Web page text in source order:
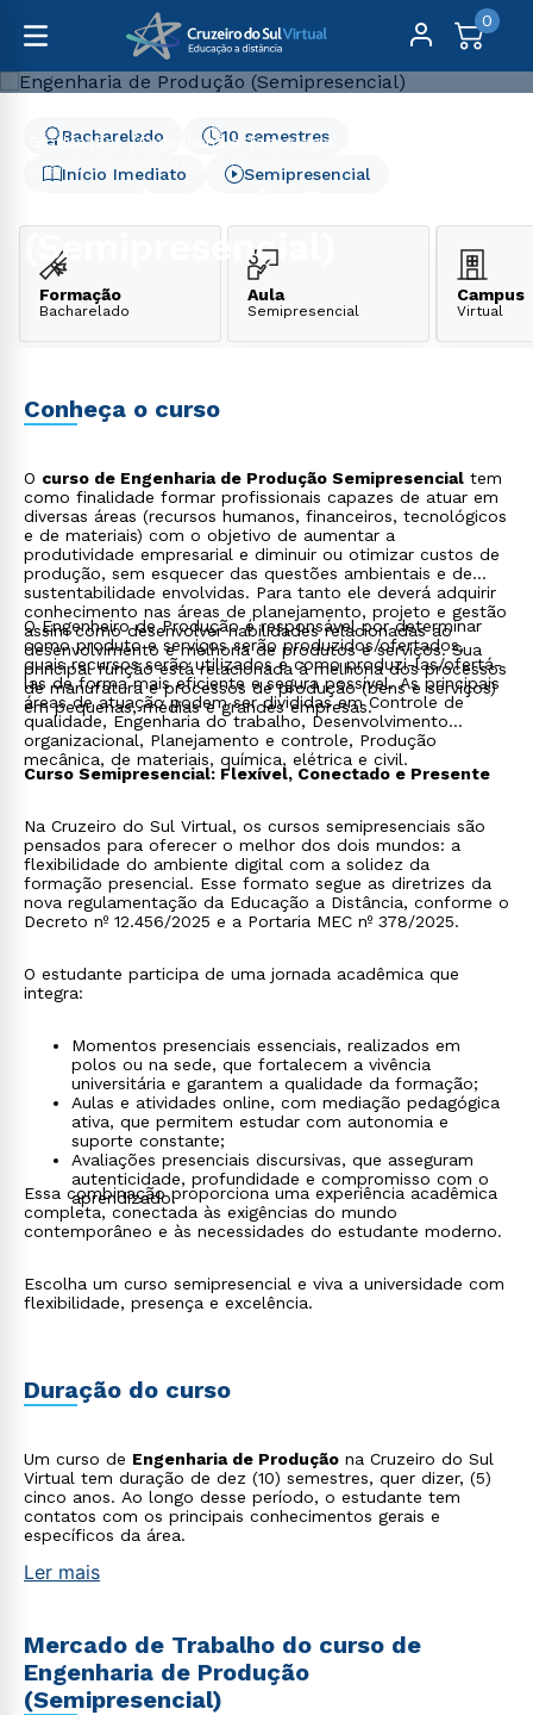
0
Graduação
Engenharia e Tecnologia
Engenharia de Produção (Semipresencial)
(Semipresencial)
Início Imediato
10 semestres
Bacharelado
Semipresencial
Formação
Bacharelado
Aula
Semipresencial
Campus
Virtual
Conheça o curso
O curso de Engenharia de Produção Semipresencial tem
como finalidade formar profissionais capazes de atuar em
diversas áreas (recursos humanos, financeiros, tecnológicos
e de materiais) com o objetivo de aumentar a
produtividade empresarial e diminuir ou otimizar custos de
produção, sem esquecer das questões ambientais e de
sustentabilidade envolvidas. Para tanto ele deverá adquirir
conhecimento nas áreas de planejamento, projeto e gestão
assim como desenvolver habilidades relacionadas ao
desenvolvimento e melhoria de produtos e serviços. Sua
principal função está relacionada à melhoria dos processos
de manufatura e processos de produção (bens e serviços)
em pequenas, médias e grandes empresas.
O Engenheiro de Produção é responsável por determinar
como produto e serviços serão produzidos/ofertados,
quais recursos serão utilizados e como produzi-las/ofertá-
las de forma mais eficiente e segura possível. As principais
áreas de atuação podem ser divididas em Controle de
qualidade, Engenharia do trabalho, Desenvolvimento
organizacional, Planejamento e controle, Produção
mecânica, de materiais, química, elétrica e civil.
Curso Semipresencial: Flexível, Conectado e Presente
Na Cruzeiro do Sul Virtual, os cursos semipresenciais são
pensados para oferecer o melhor dos dois mundos: a
flexibilidade do ambiente digital com a solidez da
formação presencial. Esse formato segue as diretrizes da
nova regulamentação da Educação a Distância, conforme o
Decreto nº 12.456/2025 e a Portaria MEC nº 378/2025.
O estudante participa de uma jornada acadêmica que
integra:
Momentos presenciais essenciais, realizados em
polos ou na sede, que fortalecem a vivência
universitária e garantem a qualidade da formação;
Aulas e atividades online, com mediação pedagógica
ativa, que permitem estudar com autonomia e
suporte constante;
Avaliações presenciais discursivas, que asseguram
autenticidade, profundidade e compromisso com o
aprendizado.
Essa combinação proporciona uma experiência acadêmica
completa, conectada às exigências do mundo
contemporâneo e às necessidades do estudante moderno.
Escolha um curso semipresencial e viva a universidade com
flexibilidade, presença e excelência.
Duração do curso
Um curso de Engenharia de Produção na Cruzeiro do Sul
Virtual tem duração de dez (10) semestres, quer dizer, (5)
cinco anos. Ao longo desse período, o estudante tem
contatos com os principais conhecimentos gerais e
específicos da área.
Ler mais
Mercado de Trabalho do curso de
Engenharia de Produção
(Semipresencial)